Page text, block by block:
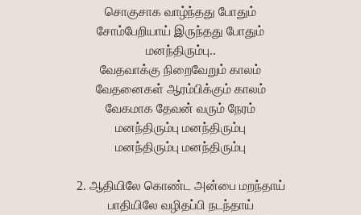
சொகுசாக வாழ்ந்தது போதும்
சோம்பேறியாய் இருந்தது போதும்
மனந்திரும்பு..
வேதவாக்கு நிறைவேறும் காலம்
வேதனைகள் ஆரம்பிக்கும் காலம்
வேகமாக தேவன் வரும் நேரம்
மனந்திரும்பு மனந்திரும்பு
மனந்திரும்பு மனந்திரும்பு
2. ஆதியிலே கொண்ட அன்பை மறந்தாய்
பாதியிலே வழிதப்பி நடந்தாய்